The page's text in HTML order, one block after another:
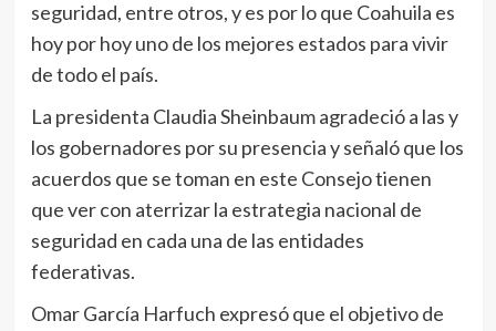
seguridad, entre otros, y es por lo que Coahuila es
hoy por hoy uno de los mejores estados para vivir
de todo el país.
La presidenta Claudia Sheinbaum agradeció a las y
los gobernadores por su presencia y señaló que los
acuerdos que se toman en este Consejo tienen
que ver con aterrizar la estrategia nacional de
seguridad en cada una de las entidades
federativas.
Omar García Harfuch expresó que el objetivo de